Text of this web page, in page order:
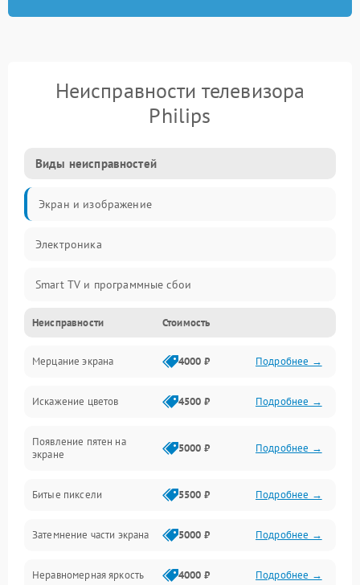
Неисправности телевизора
Philips
Виды неисправностей
Экран и изображение
Электроника
Smart TV и программные сбои
Питание и запуск
Подсветка и LED-модули
Звук и аудиосистема
Сигнал и приём каналов
Механические повреждения
Программное обеспечение
Неисправности Стоимость
Мерцание экрана 4000 ₽ Подробнее →
Искажение цветов 4500 ₽ Подробнее →
Появление пятен на
экране
5000 ₽ Подробнее →
Битые пиксели 5500 ₽ Подробнее →
Затемнение части экрана 5000 ₽ Подробнее →
Неравномерная яркость 4000 ₽ Подробнее →